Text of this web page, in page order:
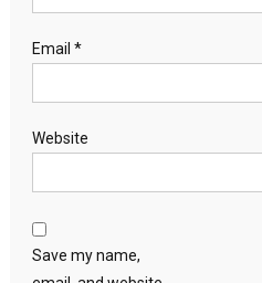
Email *
Website
Save my name,